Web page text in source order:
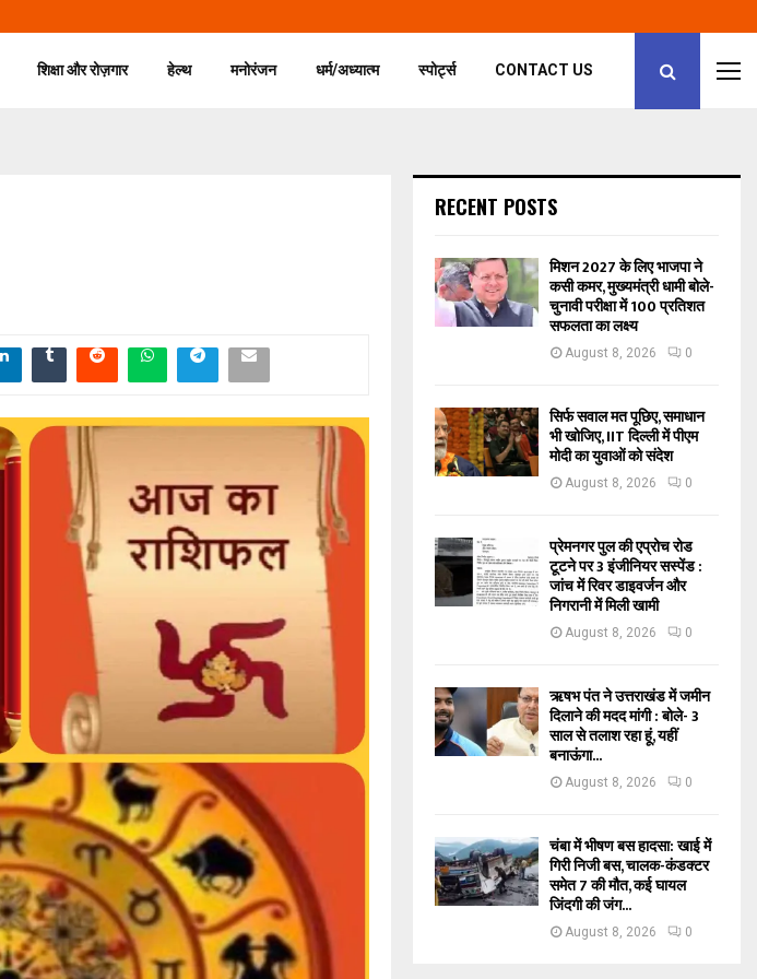
शिक्षा और रोज़गार हेल्थ मनोरंजन धर्म/अध्यात्म स्पोर्ट्स CONTACT US
RECENT POSTS
मिशन 2027 के लिए भाजपा ने
कसी कमर, मुख्यमंत्री धामी बोले-
चुनावी परीक्षा में 100 प्रतिशत
सफलता का लक्ष्य
August 8, 2026 0
सिर्फ सवाल मत पूछिए, समाधान
भी खोजिए, IIT दिल्ली में पीएम
मोदी का युवाओं को संदेश
August 8, 2026 0
प्रेमनगर पुल की एप्रोच रोड
टूटने पर 3 इंजीनियर सस्पेंड :
जांच में रिवर डाइवर्जन और
निगरानी में मिली खामी
August 8, 2026 0
ऋषभ पंत ने उत्तराखंड में जमीन
दिलाने की मदद मांगी : बोले- 3
साल से तलाश रहा हूं, यहीं
बनाऊंगा...
August 8, 2026 0
चंबा में भीषण बस हादसा: खाई में
गिरी निजी बस, चालक-कंडक्टर
समेत 7 की मौत, कई घायल
जिंदगी की जंग...
August 8, 2026 0